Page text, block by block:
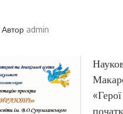
Автор admin